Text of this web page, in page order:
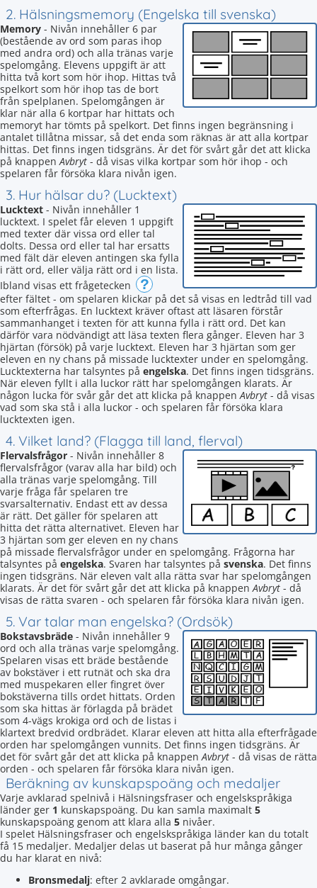
2. Hälsningsmemory (Engelska till svenska)
Memory - Nivån innehåller 6 par
(bestående av ord som paras ihop
med andra ord) och alla tränas varje
spelomgång. Elevens uppgift är att
hitta två kort som hör ihop. Hittas två
spelkort som hör ihop tas de bort
från spelplanen. Spelomgången är
klar när alla 6 kortpar har hittats och
memoryt har tömts på spelkort. Det finns ingen begränsning i
antalet tillåtna missar, så det enda som räknas är att alla kortpar
hittas. Det finns ingen tidsgräns. Är det för svårt går det att klicka
på knappenAvbryt - då visas vilka kortpar som hör ihop - och
spelaren får försöka klara nivån igen.
3. Hur hälsar du? (Lucktext)
Lucktext - Nivån innehåller 1
lucktext. I spelet får eleven 1 uppgift
med texter där vissa ord eller tal
dolts. Dessa ord eller tal har ersatts
med fält där eleven antingen ska fylla
i rätt ord, eller välja rätt ord i en lista.
Ibland visas ett frågetecken
?
efter fältet - om spelaren klickar på det så visas en ledtråd till vad
som efterfrågas. En lucktext kräver oftast att läsaren förstår
sammanhanget i texten för att kunna fylla i rätt ord. Det kan
därför vara nödvändigt att läsa texten flera gånger. Eleven har 3
hjärtan (försök) på varje lucktext. Eleven har 3 hjärtan som ger
eleven en ny chans på missade lucktexter under en spelomgång.
Lucktexterna har talsyntes på engelska. Det finns ingen tidsgräns.
När eleven fyllt i alla luckor rätt har spelomgången klarats. Är
någon lucka för svår går det att klicka på knappenAvbryt - då visas
vad som ska stå i alla luckor - och spelaren får försöka klara
lucktexten igen.
4. Vilket land? (Flagga till land, flerval)
Flervalsfrågor - Nivån innehåller 8
flervalsfrågor (varav alla har bild) och
alla tränas varje spelomgång. Till
varje fråga får spelaren tre
svarsalternativ. Endast ett av dessa
är rätt. Det gäller för spelaren att
hitta det rätta alternativet. Eleven har
3 hjärtan som ger eleven en ny chans
på missade flervalsfrågor under en spelomgång. Frågorna har
talsyntes på engelska. Svaren har talsyntes på svenska. Det finns
ingen tidsgräns. När eleven valt alla rätta svar har spelomgången
klarats. Är det för svårt går det att klicka på knappenAvbryt - då
visas de rätta svaren - och spelaren får försöka klara nivån igen.
5. Var talar man engelska? (Ordsök)
Bokstavsbräde - Nivån innehåller 9
ord och alla tränas varje spelomgång.
Spelaren visas ett bräde bestående
av bokstäver i ett rutnät och ska dra
med muspekaren eller fingret över
bokstäverna tills ordet hittats. Orden
som ska hittas är förlagda på brädet
som 4-vägs krokiga ord och de listas i
klartext bredvid ordbrädet. Klarar eleven att hitta alla efterfrågade
orden har spelomgången vunnits. Det finns ingen tidsgräns. Är
det för svårt går det att klicka på knappenAvbryt - då visas de rätta
orden - och spelaren får försöka klara nivån igen.
Beräkning av kunskapspoäng och medaljer
Varje avklarad spelnivå i Hälsningsfraser och engelskspråkiga
länder ger 1 kunskapspoäng. Du kan samla maximalt 5
kunskapspoäng genom att klara alla 5 nivåer.
I spelet Hälsningsfraser och engelskspråkiga länder kan du totalt
få 15 medaljer. Medaljer delas ut baserat på hur många gånger
du har klarat en nivå:
Bronsmedalj: efter 2 avklarade omgångar.